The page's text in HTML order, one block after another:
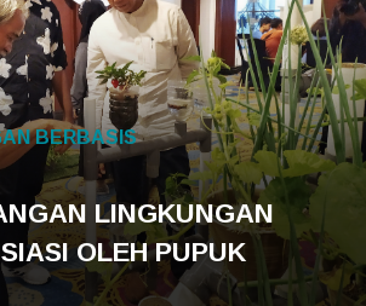
BERBASIS
LINGKUNGAN
OLEH PUPUK